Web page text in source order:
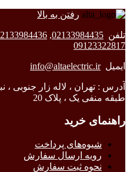
رفتن به بالا
تلفن 02133984435
,
09123322817
ایمیلinfo@altaelectric.ir
آدرس : تهران ، لاله زار جنوبی
طبقه منفی یک ، پلاک 20
راهنمای خرید
شیوه‌های پرداخت
رویه ارسال سفارش
نحوه ثبت سفارش